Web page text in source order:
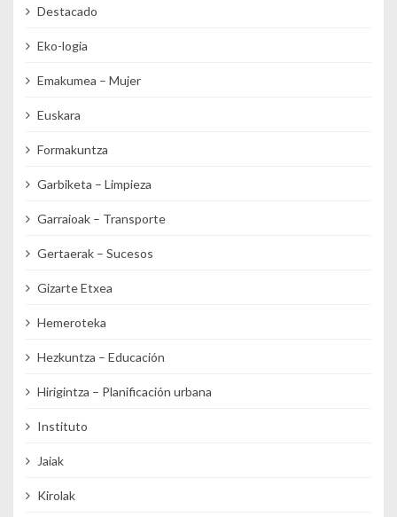
Destacado
Eko-logia
Emakumea – Mujer
Euskara
Formakuntza
Garbiketa – Limpieza
Garraioak – Transporte
Gertaerak – Sucesos
Gizarte Etxea
Hemeroteka
Hezkuntza – Educación
Hirigintza – Planificación urbana
Instituto
Jaiak
Kirolak